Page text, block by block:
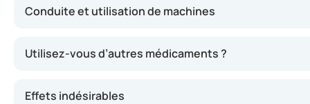
Conduite et utilisation de machines
Utilisez-vous d’autres médicaments ?
Effets indésirables